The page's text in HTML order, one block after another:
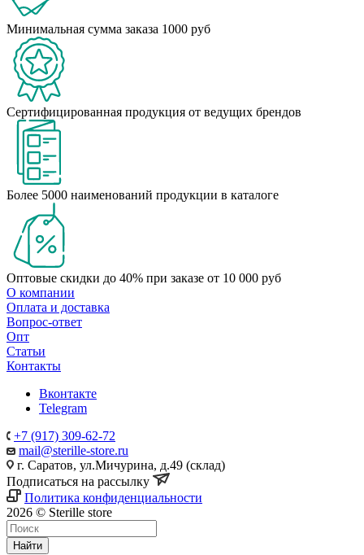
Минимальная сумма заказа 1000 руб
Сертифицированная продукция от ведущих брендов
Более 5000 наименований продукции в каталоге
Оптовые скидки до 40% при заказе от 10 000 руб
О компании
Оплата и доставка
Вопрос-ответ
Опт
Статьи
Контакты
Вконтакте
Telegram
+7 (917) 309-62-72
mail@sterille-store.ru
г. Саратов, ул.Мичурина, д.49 (склад)
Подписаться на рассылку
Политика конфиденциальности
2026 © Sterille store
Найти